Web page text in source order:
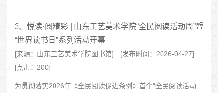
3、悦读·阅精彩 | 山东工艺美术学院“全民阅读活动周”暨
“世界读书日”系列活动开幕
[来源：山东工艺美术学院图书馆]
[发布时间：2026-04-27]
[点击：200]
为贯彻落实2026年《全民阅读促进条例》首个“全民阅读活动